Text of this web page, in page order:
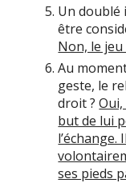
Un doublé
être
Non, le
Au
geste, le
droit ?
but de lui
l’échange.
ses pieds